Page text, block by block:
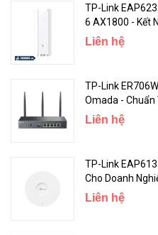
TP-Link
6 AX1800 - Kết
Liên hệ
TP-Link
Omada - Chuẩn
Liên hệ
TP-Link
Cho Doanh
Liên hệ